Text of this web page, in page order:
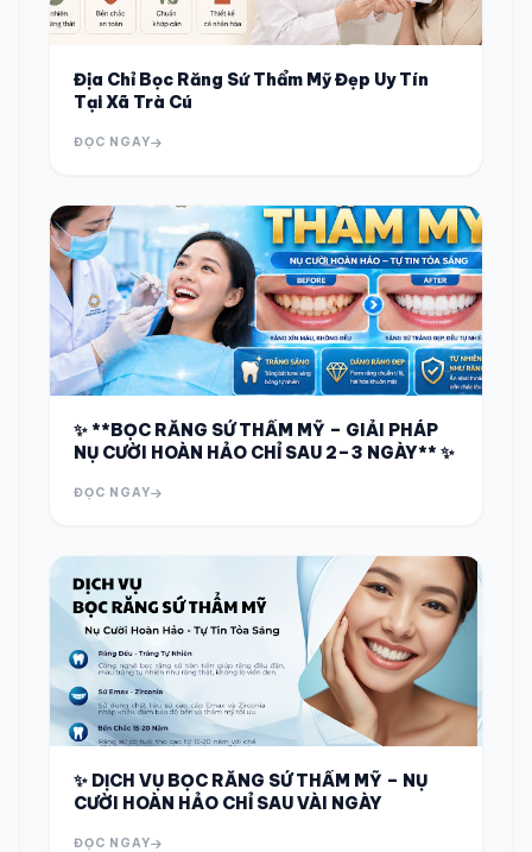
Địa Chỉ Bọc Răng Sứ Thẩm Mỹ Đẹp Uy Tín
Tại Xã Trà Cú
ĐỌC NGAY
✨ **BỌC RĂNG SỨ THẨM MỸ – GIẢI PHÁP
NỤ CƯỜI HOÀN HẢO CHỈ SAU 2–3 NGÀY** ✨
ĐỌC NGAY
✨ DỊCH VỤ BỌC RĂNG SỨ THẨM MỸ – NỤ
CƯỜI HOÀN HẢO CHỈ SAU VÀI NGÀY
ĐỌC NGAY